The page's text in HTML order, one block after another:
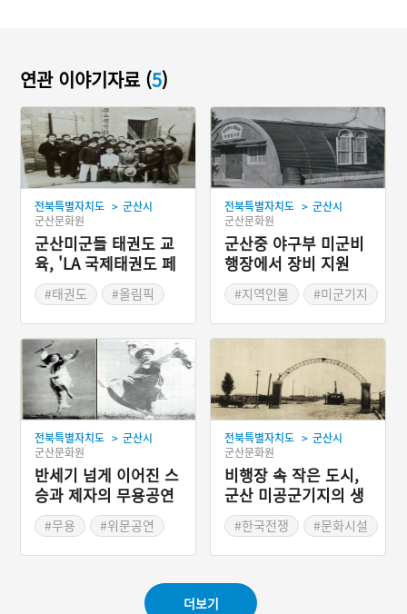
연관 이야기자료 (5)
전북특별자치도 > 군산시
군산문화원
군산미군들 태권도 교
육, 'LA 국제태권도 페
스티벌'로 발전
#태권도
#올림픽
#군산체육관
#김혁래
#김혁종
전북특별자치도 > 군산시
군산문화원
군산중 야구부 미군비
행장에서 장비 지원
#지역인물
#미군기지
#황금사자기
#정만채
전북특별자치도 > 군산시
군산문화원
반세기 넘게 이어진 스
승과 제자의 무용공연
#무용
#위문공연
전북특별자치도 > 군산시
군산문화원
비행장 속 작은 도시,
군산 미공군기지의 생
활풍경
#한국전쟁
#문화시설
#지역문화예술인
더보기